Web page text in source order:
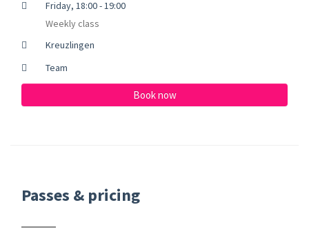
Friday, 18:00 - 19:00
Weekly class
Kreuzlingen
Team
Book now
Passes & pricing